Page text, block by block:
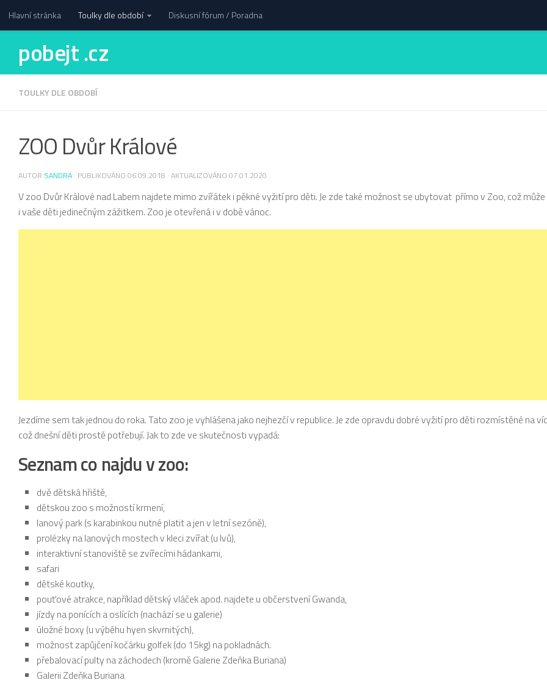
Hlavní stránka Toulky dle období Diskusní fórum / Poradna
pobejt .cz
TOULKY DLE OBDOBÍ
ZOO Dvůr Králové
AUTOR SANDRA · PUBLIKOVÁNO 06.09.2018 · AKTUALIZOVÁNO 07.01.2020
V zoo Dvůr Králové nad Labem najdete mimo zvířátek i pěkné vyžití pro děti. Je zde také možnost se ubytovat přímo v Zoo, což
i vaše děti jedinečným zážitkem. Zoo je otevřená i v době vánoc.
Jezdíme sem tak jednou do roka. Tato zoo je vyhlášena jako nejhezčí v republice. Je zde opravdu dobré vyžití pro děti rozmístěné na
což dnešní děti prostě potřebují. Jak to zde ve skutečnosti vypadá:
Seznam co najdu v zoo:
dvě dětská hřiště,
dětskou zoo s možností krmení,
lanový park (s karabinkou nutné platit a jen v letní sezóně),
prolézky na lanových mostech v kleci zvířat (u lvů),
interaktivní stanoviště se zvířecími hádankami,
safari
dětské koutky,
pouťové atrakce, například dětský vláček apod. najdete u občerstvení Gwanda,
jízdy na ponících a oslících (nachází se u galerie)
úložné boxy (u výběhu hyen skvrnitých),
možnost zapůjčení kočárku golfek (do 15kg) na pokladnách.
přebalovací pulty na záchodech (kromě Galerie Zdeňka Buriana)
Galerii Zdeňka Buriana